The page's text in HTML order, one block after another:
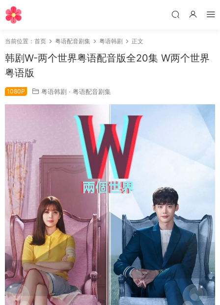
当前位置： 首页 粤语配音剧集 粤语韩剧 正文
韩剧W-两个世界粤语配音版全20集 W两个世界
粤语版
1080P 粤语韩剧 · 粤语配音剧集